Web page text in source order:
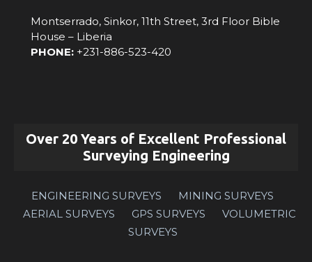
Montserrado, Sinkor, 11th Street, 3rd Floor Bible
House – Liberia
PHONE: ‪+231-886-523-420‬
Over 20 Years of Excellent Professional
Surveying Engineering
ENGINEERING SURVEYS
MINING SURVEYS
AERIAL SURVEYS
GPS SURVEYS
VOLUMETRIC
SURVEYS